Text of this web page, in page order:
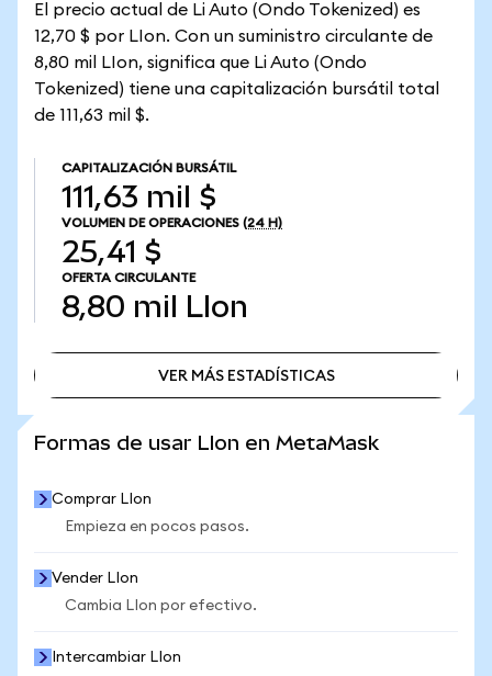
El precio actual de Li Auto (Ondo Tokenized) es
12,70 $ por LIon. Con un suministro circulante de
8,80 mil LIon, significa que Li Auto (Ondo
Tokenized) tiene una capitalización bursátil total
de 111,63 mil $.
CAPITALIZACIÓN BURSÁTIL
111,63 mil $
VOLUMEN DE OPERACIONES (24 H)
25,41 $
OFERTA CIRCULANTE
8,80 mil LIon
VER MÁS ESTADÍSTICAS
Formas de usar LIon en MetaMask
Comprar LIon
Empieza en pocos pasos.
Vender LIon
Cambia LIon por efectivo.
Intercambiar LIon